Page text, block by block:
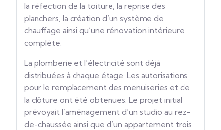
la réfection de la toiture, la reprise des
planchers, la création d’un système de
chauffage ainsi qu’une rénovation intérieure
complète.
La plomberie et l’électricité sont déjà
distribuées à chaque étage. Les autorisations
pour le remplacement des menuiseries et de
la clôture ont été obtenues. Le projet initial
prévoyait l’aménagement d’un studio au rez-
de-chaussée ainsi que d’un appartement trois